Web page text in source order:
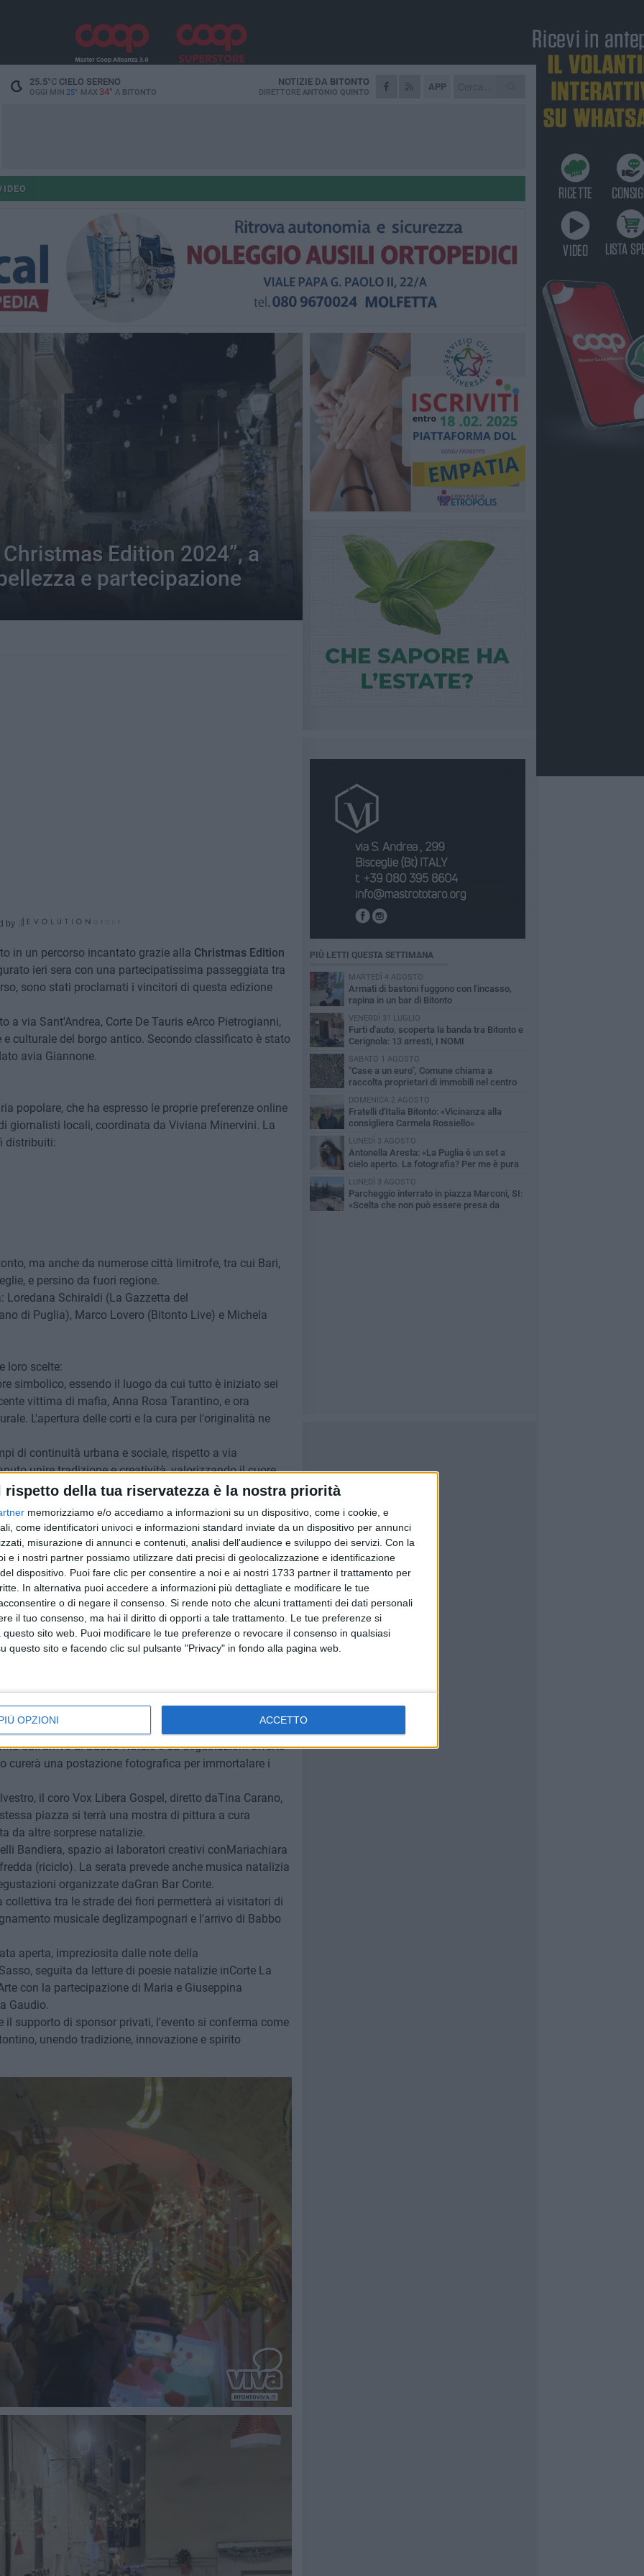
rispetto della tua riservatezza è la nostra priorità
memorizziamo e/o accediamo a informazioni su un dispositivo, come i cookie, e
come identificatori univoci e informazioni standard inviate da un dispositivo per annunci
misurazione di annunci e contenuti, analisi dell'audience e sviluppo dei servizi. Con la
e i nostri partner possiamo utilizzare dati precisi di geolocalizzazione e identificazione
dispositivo. Puoi fare clic per consentire a noi e ai nostri 1733 partner il trattamento per
In alternativa puoi accedere a informazioni più dettagliate e modificare le tue
o di negare il consenso. Si rende noto che alcuni trattamenti dei dati personali
il tuo consenso, ma hai il diritto di opporti a tale trattamento. Le tue preferenze si
sito web. Puoi modificare le tue preferenze o revocare il consenso in qualsiasi
questo sito e facendo clic sul pulsante "Privacy" in fondo alla pagina web.
OPZIONI ACCETTO
25.5°CCIELO SERENO
OGGI MIN 25° MAX 34° A BITONTO
APP
NOTIZIE DA BITONTO
DIRETTORE ANTONIO QUINTO
Edition 2024”, a
e partecipazione
by
in un percorso incantato grazie alla Christmas Edition
ieri sera con una partecipatissima passeggiata tra
sono stati proclamati i vincitori di questa edizione
a via Sant'Andrea, Corte De Tauris eArco Pietrogianni,
culturale del borgo antico. Secondo classificato è stato
avia Giannone.
popolare, che ha espresso le proprie preferenze online
giornalisti locali, coordinata da Viviana Minervini. La
distribuiti:
ma anche da numerose città limitrofe, tra cui Bari,
e persino da fuori regione.
Schiraldi (La Gazzetta del
di Puglia), Marco Lovero (Bitonto Live) e Michela
loro scelte:
simbolico, essendo il luogo da cui tutto è iniziato sei
vittima di mafia, Anna Rosa Tarantino, e ora
L'apertura delle corti e la cura per l'originalità ne
di continuità urbana e sociale, rispetto a via
unire tradizione e creatività, valorizzando il cuore
edizione, ha saputo rendere omaggio al Teatro
che ha incantato grandi e piccini.
rivitalizzazione di una corte medievale, riportata alla
e modernità.
Fiori", Michele Castellano, ha dichiarato:
al concorso. Ringrazio i residenti per il
ogni anno. Vi aspettiamo ai prossimi
la magia del Natale".
che uniranno tradizione, creatività e accoglienza:
via Sant'Andrea, Corte Detauris, via del Sasso e
dall'arrivo di Babbo Natale e da degustazioni offerte
curerà una postazione fotografica per immortalare i
il coro Vox Libera Gospel, diretto daTina Carano,
piazza si terrà una mostra di pittura a cura
da altre sorprese natalizie.
Bandiera, spazio ai laboratori creativi conMariachiara
(riciclo). La serata prevede anche musica natalizia
organizzate daGran Bar Conte.
collettiva tra le strade dei fiori permetterà ai visitatori di
musicale deglizampognari e l'arrivo di Babbo
aperta, impreziosita dalle note della
seguita da letture di poesie natalizie inCorte La
con la partecipazione di Maria e Giuseppina
Gaudio.
il supporto di sponsor privati, l'evento si conferma come
unendo tradizione, innovazione e spirito
PIÙ LETTI QUESTA SETTIMANA
MARTEDÌ 4 AGOSTO
Armati di bastoni fuggono con l'incasso,
rapina in un bar di Bitonto
VENERDÌ 31 LUGLIO
Furti d'auto, scoperta la banda tra Bitonto e
Cerignola: 13 arresti, I NOMI
SABATO 1 AGOSTO
"Case a un euro", Comune chiama a
raccolta proprietari di immobili nel centro
DOMENICA 2 AGOSTO
Fratelli d'Italia Bitonto: «Vicinanza alla
consigliera Carmela Rossiello»
LUNEDÌ 3 AGOSTO
Antonella Aresta: «La Puglia è un set a
cielo aperto. La fotografia? Per me è pura
LUNEDÌ 3 AGOSTO
Parcheggio interrato in piazza Marconi, SI:
«Scelta che non può essere presa da